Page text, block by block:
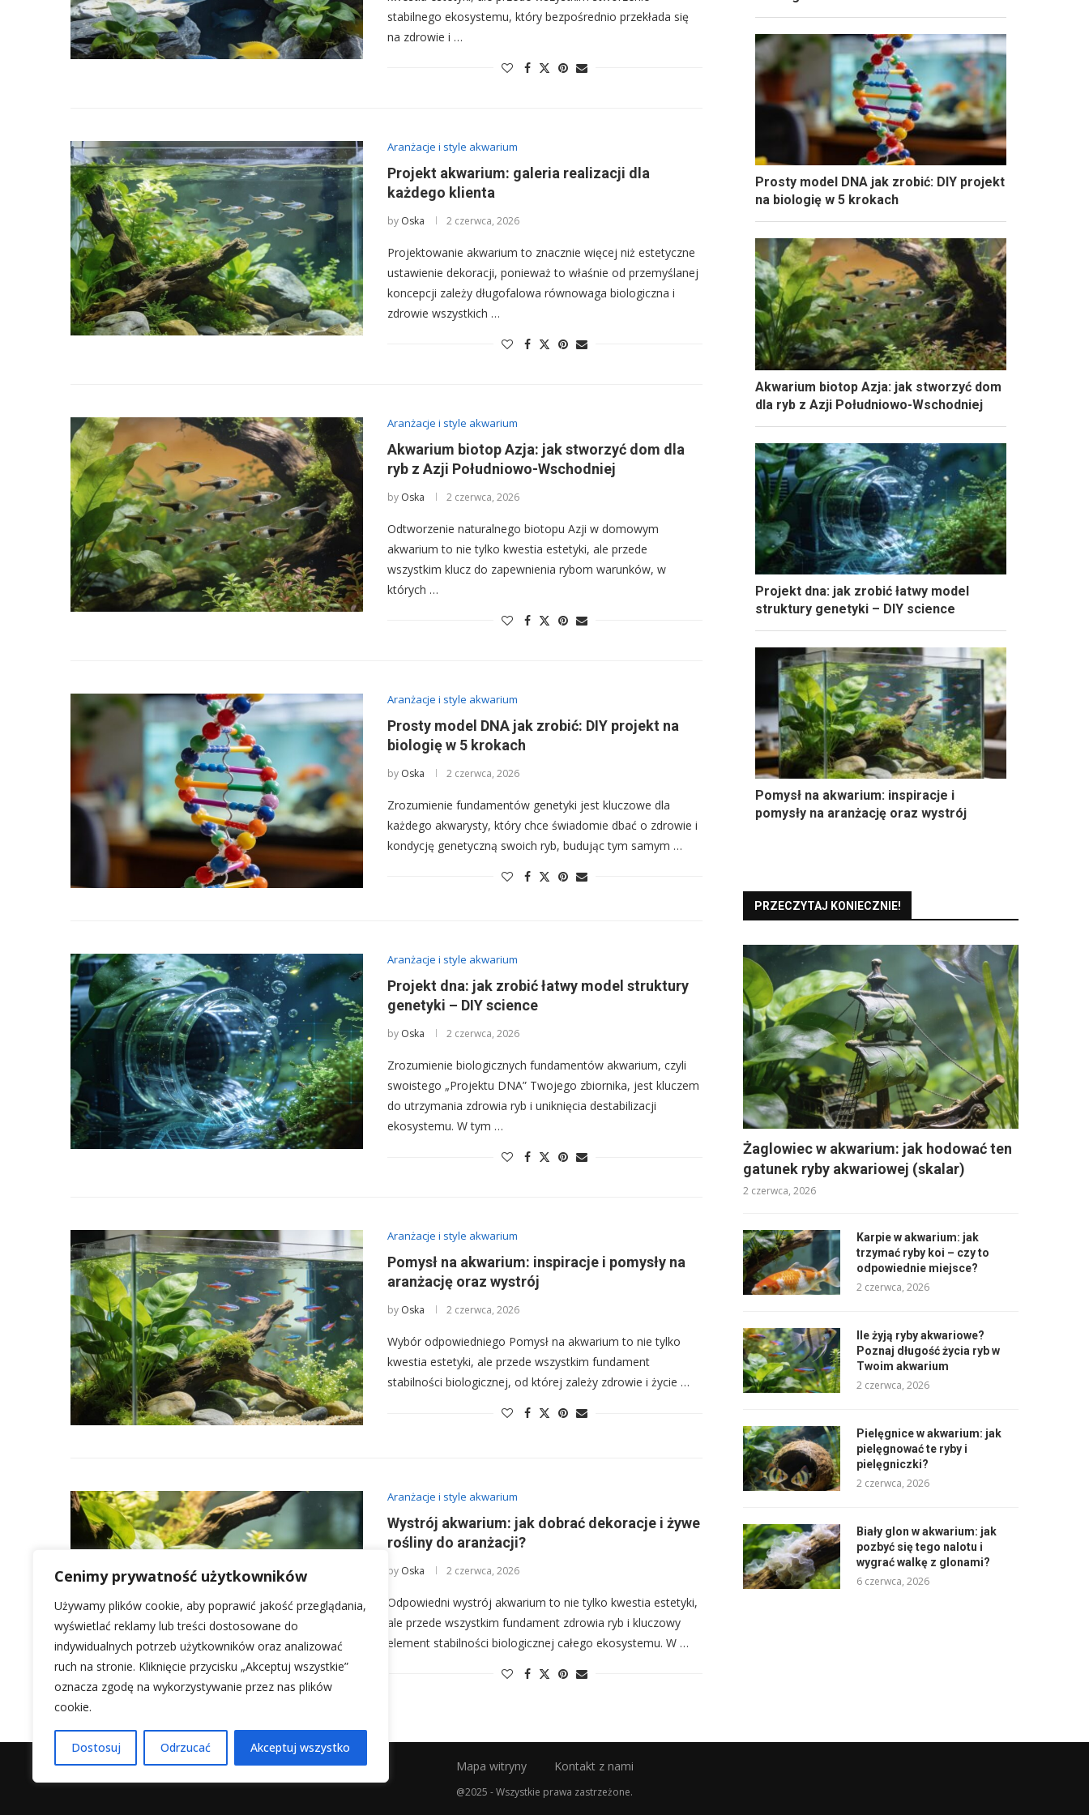
Cenimy prywatność użytkowników
Używamy plików cookie, aby poprawić jakość przeglądania,
wyświetlać reklamy lub treści dostosowane do
indywidualnych potrzeb użytkowników oraz analizować
ruch na stronie. Kliknięcie przycisku „Akceptuj wszystkie”
oznacza zgodę na wykorzystywanie przez nas plików
cookie.
Dostosuj Odrzucać Akceptuj wszystko
stabilnego ekosystemu, który bezpośrednio przekłada się
na zdrowie i …
Aranżacje i style akwarium
Projekt akwarium: galeria realizacji dla
każdego klienta
by Oska 2 czerwca, 2026
Projektowanie akwarium to znacznie więcej niż estetyczne
ustawienie dekoracji, ponieważ to właśnie od przemyślanej
koncepcji zależy długofalowa równowaga biologiczna i
zdrowie wszystkich …
Aranżacje i style akwarium
Akwarium biotop Azja: jak stworzyć dom dla
ryb z Azji Południowo-Wschodniej
by Oska 2 czerwca, 2026
Odtworzenie naturalnego biotopu Azji w domowym
akwarium to nie tylko kwestia estetyki, ale przede
wszystkim klucz do zapewnienia rybom warunków, w
których …
Aranżacje i style akwarium
Prosty model DNA jak zrobić: DIY projekt na
biologię w 5 krokach
by Oska 2 czerwca, 2026
Zrozumienie fundamentów genetyki jest kluczowe dla
każdego akwarysty, który chce świadomie dbać o zdrowie i
kondycję genetyczną swoich ryb, budując tym samym …
Aranżacje i style akwarium
Projekt dna: jak zrobić łatwy model struktury
genetyki – DIY science
by Oska 2 czerwca, 2026
Zrozumienie biologicznych fundamentów akwarium, czyli
swoistego „Projektu DNA” Twojego zbiornika, jest kluczem
do utrzymania zdrowia ryb i uniknięcia destabilizacji
ekosystemu. W tym …
Aranżacje i style akwarium
Pomysł na akwarium: inspiracje i pomysły na
aranżację oraz wystrój
by Oska 2 czerwca, 2026
Wybór odpowiedniego Pomysł na akwarium to nie tylko
kwestia estetyki, ale przede wszystkim fundament
stabilności biologicznej, od której zależy zdrowie i życie …
Aranżacje i style akwarium
Wystrój akwarium: jak dobrać dekoracje i żywe
rośliny do aranżacji?
by Oska 2 czerwca, 2026
Odpowiedni wystrój akwarium to nie tylko kwestia estetyki,
ale przede wszystkim fundament zdrowia ryb i kluczowy
element stabilności biologicznej całego ekosystemu. W …
Prosty model DNA jak zrobić: DIY projekt
na biologię w 5 krokach
Akwarium biotop Azja: jak stworzyć dom
dla ryb z Azji Południowo-Wschodniej
Projekt dna: jak zrobić łatwy model
struktury genetyki – DIY science
Pomysł na akwarium: inspiracje i
pomysły na aranżację oraz wystrój
PRZECZYTAJ KONIECZNIE!
Żaglowiec w akwarium: jak hodować ten
gatunek ryby akwariowej (skalar)
2 czerwca, 2026
Karpie w akwarium: jak
trzymać ryby koi – czy to
odpowiednie miejsce?
2 czerwca, 2026
Ile żyją ryby akwariowe?
Poznaj długość życia ryb w
Twoim akwarium
2 czerwca, 2026
Pielęgnice w akwarium: jak
pielęgnować te ryby i
pielęgniczki?
2 czerwca, 2026
Biały glon w akwarium: jak
pozbyć się tego nalotu i
wygrać walkę z glonami?
6 czerwca, 2026
Mapa witryny Kontakt z nami
@2025 - Wszystkie prawa zastrzeżone.